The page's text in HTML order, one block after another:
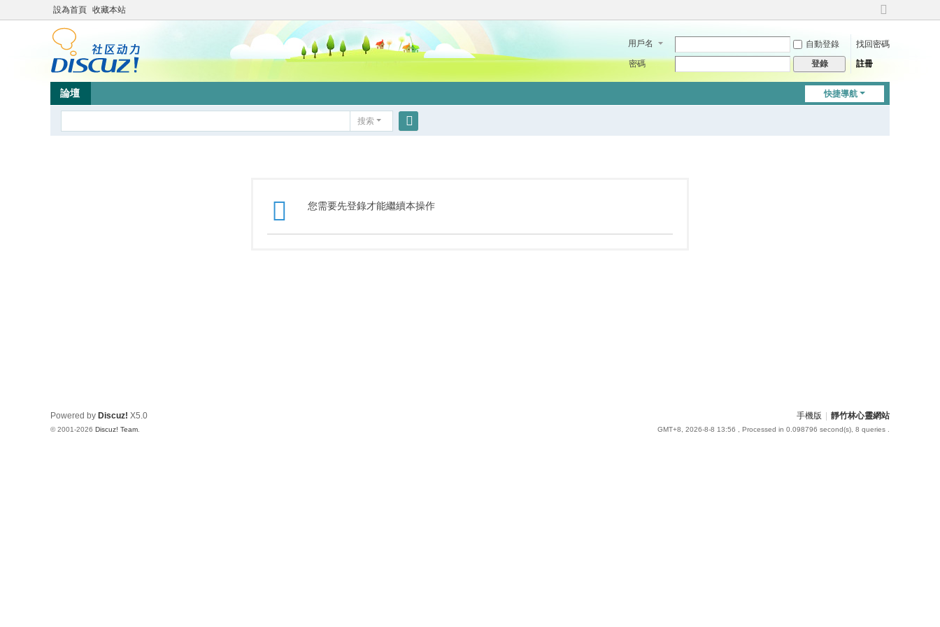
設為首頁 收藏本站
切
到
用戶名 自動登錄
找回密碼
密碼
登錄 註冊
快捷導航
論壇
搜索
您需要先登錄才能繼續本操作
手機版 靜竹林心靈網站
GMT+8, 2026-8-8 13:56 , Processed in 0.098796 second(s), 8 queries .
Powered by Discuz! X5.0
© 2001-2026 Discuz! Team